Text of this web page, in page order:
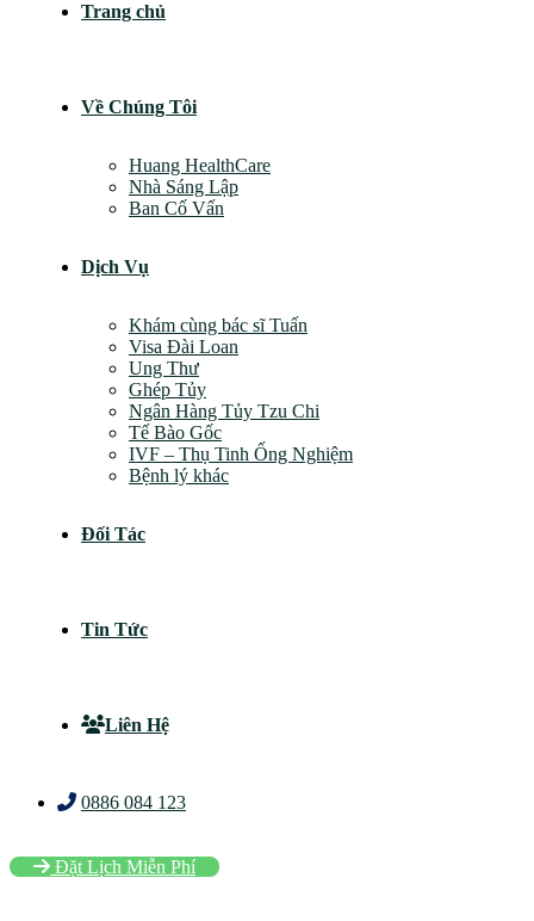
Trang chủ
Về Chúng Tôi
Huang HealthCare
Nhà Sáng Lập
Ban Cố Vấn
Dịch Vụ
Khám cùng bác sĩ Tuấn
Visa Đài Loan
Ung Thư
Ghép Tủy
Ngân Hàng Tủy Tzu Chi
Tế Bào Gốc
IVF – Thụ Tinh Ống Nghiệm
Bệnh lý khác
Đối Tác
Tin Tức
Liên Hệ
0886 084 123
Đặt Lịch Miễn Phí